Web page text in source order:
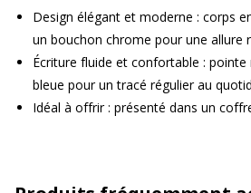
Design élégant et moderne : corps
un bouchon chrome pour une allure
Écriture fluide et confortable : pointe
bleue pour un tracé régulier au
Idéal à offrir : présenté dans un